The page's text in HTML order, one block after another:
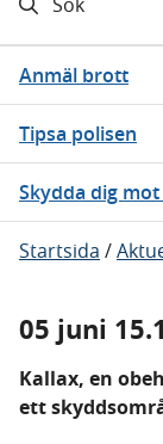
Anmäl brott
Tipsa polisen
Skydda dig
Startsida /
05 juni
Kallax, en
ett